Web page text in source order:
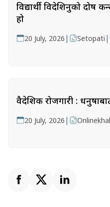
विद्यार्थी विदेशिनुको दोष
हो
20 July, 2026 | Setopati |
वैदेशिक रोजगारी :
20 July, 2026 |